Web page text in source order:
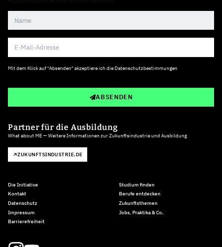
Mit dem Klick auf "Absenden" akzeptiere ich die Datenschutzbestimmungen
ABSENDEN
Partner für die Ausbildung
What about ME — Weitere Informationen zur Zukunftsindustrie und Ausbildung
ZUKUNFTSINDUSTRIE.DE
Die Initiative
Kontakt
Datenschutz
Impressum
Barrierefreiheit
Studium finden
Berufe entdecken
Zukunftsthemen
Jobs, Praktika & Co.